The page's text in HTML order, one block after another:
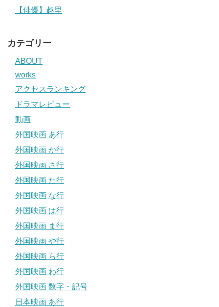
【俳優】趣里
カテゴリー
ABOUT
works
アクセスランキング
ドラマレビュー
動画
外国映画 あ行
外国映画 か行
外国映画 さ行
外国映画 た行
外国映画 な行
外国映画 は行
外国映画 ま行
外国映画 や行
外国映画 ら行
外国映画 わ行
外国映画 数字・記号
日本映画 あ行